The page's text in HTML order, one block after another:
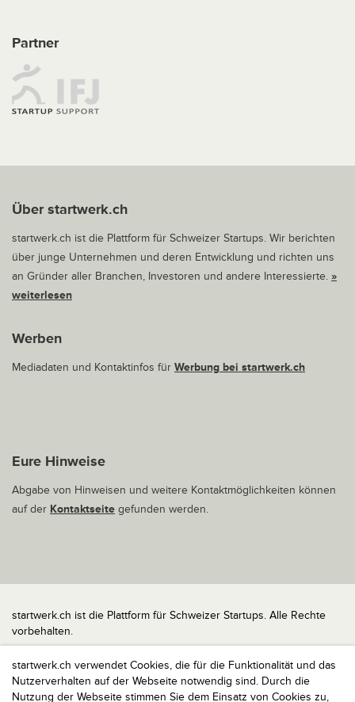
startwerk.ch verwendet Cookies, die für die Funktionalität und das
Nutzerverhalten auf der Webseite notwendig sind. Durch die
Nutzung der Webseite stimmen Sie dem Einsatz von Cookies zu,
Partner
Über startwerk.ch
startwerk.ch ist die Plattform für Schweizer Startups. Wir berichten
über junge Unternehmen und deren Entwicklung und richten uns
an Gründer aller Branchen, Investoren und andere Interessierte. »
weiterlesen
Werben
Mediadaten und Kontaktinfos für Werbung bei startwerk.ch
Eure Hinweise
Abgabe von Hinweisen und weitere Kontaktmöglichkeiten können
auf der Kontaktseite gefunden werden.
startwerk.ch ist die Plattform für Schweizer Startups. Alle Rechte
vorbehalten.
Impressum
Kontakt
nach oben